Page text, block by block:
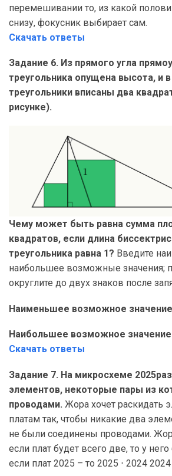
перемешивании то, из какой
снизу, фокусник выбирает сам.
Скачать ответы
Задание 6. Из прямого угла
треугольника опущена высота, и
треугольники вписаны два
рисунке).
Чему может быть равна сумма
квадратов, если длина
треугольника равна 1? Введите
наибольшее возможные значения;
округлите до двух знаков после
Наименьшее возможное
Наибольшее возможное
Скачать ответы
Задание 7. На микросхеме
элементов, некоторые пары из
проводами. Жора хочет раскидать
платам так, чтобы никакие два
не были соединены проводами.
если плат будет всего две, то у
если плат 2025 – то 2025 ⋅ 2024